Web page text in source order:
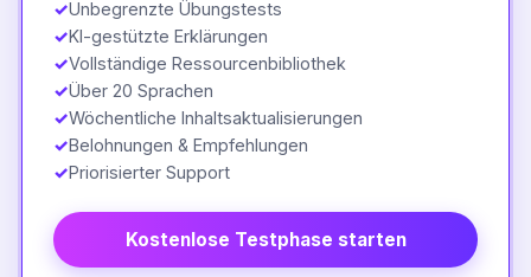
✓Unbegrenzte Übungstests
✓KI-gestützte Erklärungen
✓Vollständige Ressourcenbibliothek
✓Über 20 Sprachen
✓Wöchentliche Inhaltsaktualisierungen
✓Belohnungen & Empfehlungen
✓Priorisierter Support
Kostenlose Testphase starten